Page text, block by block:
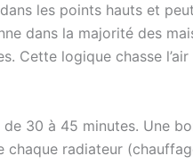
les points hauts et
dans la majorité des
Cette logique chasse
30 à 45 minutes. Une
radiateur